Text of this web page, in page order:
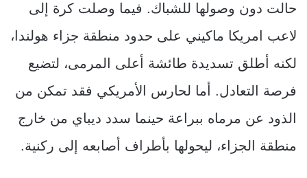
حالت دون وصولها للشباك. فيما وصلت كرة إلى
لاعب امريكا ماكيني على حدود منطقة جزاء هولندا،
لكنه أطلق تسديدة طائشة أعلى المرمى، لتضيع
فرصة التعادل. أما لحارس الأمريكي فقد تمكن من
الذود عن مرماه ببراعة حينما سدد ديباي من خارج
منطقة الجزاء، ليحولها بأطراف أصابعه إلى ركنية.